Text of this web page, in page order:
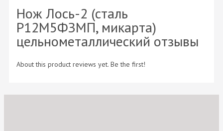
Нож Лось-2 (сталь
Р12М5ФЗМП, микарта)
цельнометаллический отзывы
About this product reviews yet. Be the first!